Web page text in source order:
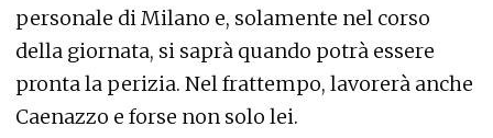
personale di Milano e, solamente nel corso
della giornata, si saprà quando potrà essere
pronta la perizia. Nel frattempo, lavorerà anche
Caenazzo e forse non solo lei.